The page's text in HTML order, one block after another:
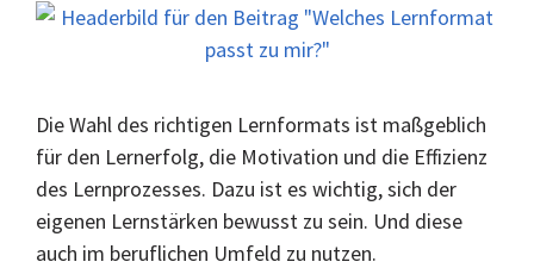
Die Wahl des richtigen Lernformats ist maßgeblich
für den Lernerfolg, die Motivation und die Effizienz
des Lernprozesses. Dazu ist es wichtig, sich der
eigenen Lernstärken bewusst zu sein. Und diese
auch im beruflichen Umfeld zu nutzen.